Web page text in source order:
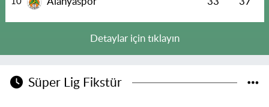
Detaylar için tıklayın
Süper Lig Fikstür